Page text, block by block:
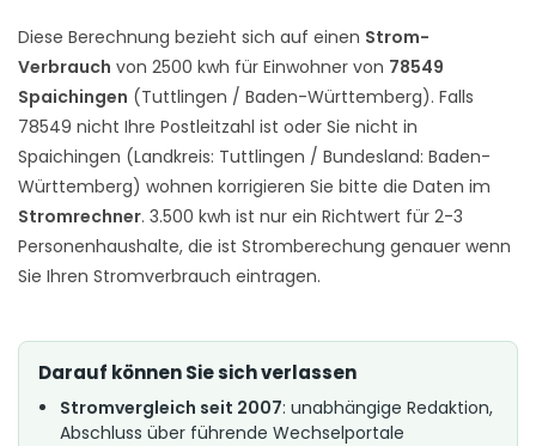
Diese Berechnung bezieht sich auf einen Strom-
Verbrauch von 2500 kwh für Einwohner von 78549
Spaichingen (Tuttlingen / Baden-Württemberg). Falls
78549 nicht Ihre Postleitzahl ist oder Sie nicht in
Spaichingen (Landkreis: Tuttlingen / Bundesland: Baden-
Württemberg) wohnen korrigieren Sie bitte die Daten im
Stromrechner. 3.500 kwh ist nur ein Richtwert für 2-3
Personenhaushalte, die ist Stromberechung genauer wenn
Sie Ihren Stromverbrauch eintragen.
Darauf können Sie sich verlassen
Stromvergleich seit 2007: unabhängige Redaktion,
Abschluss über führende Wechselportale